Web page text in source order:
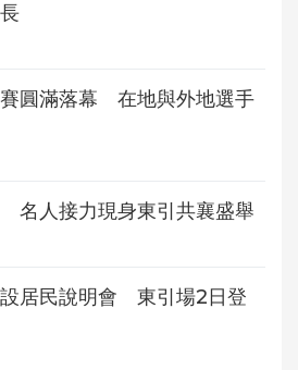
圓滿落幕 在地與外地選手
名人接力現身東引共襄盛舉
居民說明會 東引場2日登